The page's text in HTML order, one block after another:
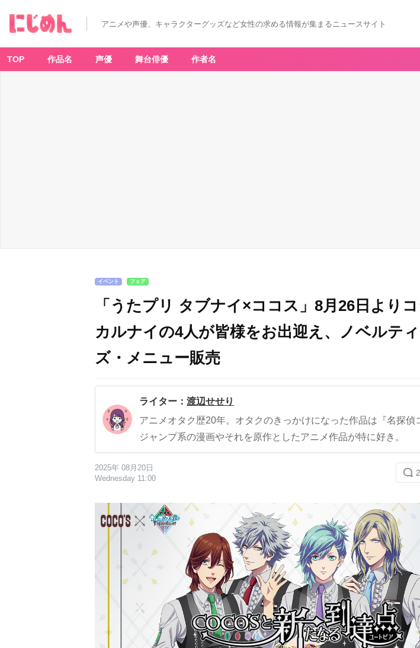
アニメや声優、キャラクターグッズなど女性の求める情報が集まるニュースサイト
TOP 作品名 声優 舞台俳優 作者名
イベント フェア
「うたプリ タブナイ×ココス」8月26日よりコ
カルナイの4人が皆様をお出迎え、ノベルテ
ズ・メニュー販売
ライター： 渡辺せせり
アニメオタク歴20年。オタクのきっかけになった作品は『名探偵
ジャンプ系の漫画やそれを原作としたアニメ作品が特に好き。
2025年 08月20日
Wednesday 11:00
2